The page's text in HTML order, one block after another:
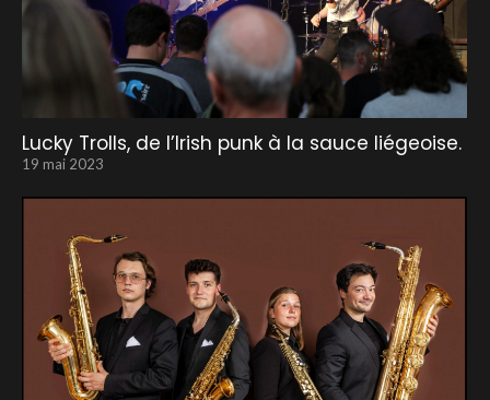
Lucky Trolls, de l’Irish punk à la sauce liégeoise.
19 mai 2023